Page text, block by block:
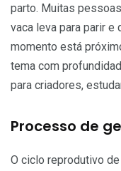
parto. Muitas
vaca leva para parir
momento está
tema com
para criadores,
Processo de
O ciclo reprodutivo